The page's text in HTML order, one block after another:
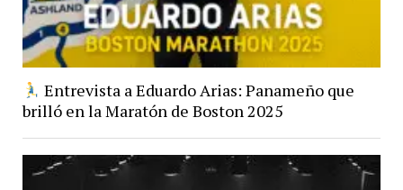
Entrevista a Eduardo Arias: Panameño que
brilló en la Maratón de Boston 2025